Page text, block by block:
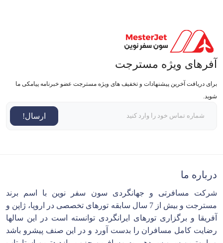
آفرهای ویژه مسترجت
برای دریافت آخرین پیشنهادات و تخفیف های ویژه مسترجت عضو خبرنامه پیامکی ما
شوید.
ارسال!
درباره ما
شرکت مسافرتی و جهانگردی سون سفر نوین با اسم برند
مسترجت و بیش از 7 سال سابقه تورهای تخصصی در اروپا، ژاپن و
آفریقا و برگزاری تورهای ایرانگردی توانسته است در این سالها
رضایت کامل مسافران را بدست آورد و در این صنف پیشرو باشد